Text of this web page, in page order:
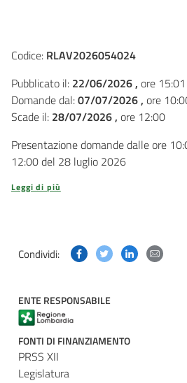
Codice: RLAV2026054024
Pubblicato il: 22/06/2026 , ore 15:01
Domande dal:07/07/2026 , ore
Scade il: 28/07/2026 , ore 12:00
Presentazione domande dalle ore
12:00 del 28 luglio 2026
Leggi di più
Condividi: Condividi questa
Condividi
ENTE RESPONSABILE
FONTI DI FINANZIAMENTO
PRSS XII
Legislatura